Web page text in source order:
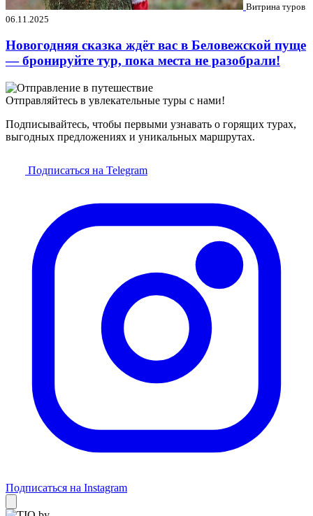
Витрина туров
06.11.2025
Новогодняя сказка ждёт вас в Беловежской пуще
— бронируйте тур, пока места не разобрали!
Отправляйтесь в увлекательные туры с нами!
Подписывайтесь, чтобы первыми узнавать о горящих турах,
выгодных предложениях и уникальных маршрутах.
Подписаться на Telegram
Подписаться на Instagram